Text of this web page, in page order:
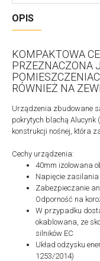
OPIS
KOMPAKTOWA
PRZEZNACZONA
RÓWNIEŻ NA
Urządzenia zbudowane
pokrytych blachą Alucynk
konstrukcji nośnej, która
Cechy urządzenia:
40mm izolowana
Napięcie
Zabezpieczanie
Odporność na
W przypadku
okablowana, ze
silników EC
Układ odzysku
1253/2014)